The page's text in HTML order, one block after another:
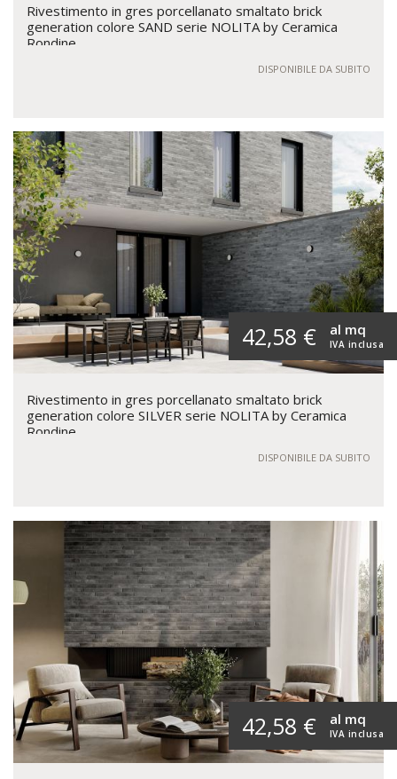
Rivestimento in gres porcellanato smaltato brick
generation colore SAND serie NOLITA by Ceramica
Rondine
DISPONIBILE DA SUBITO
42,58 € IVA inclusa
al mq
Rivestimento in gres porcellanato smaltato brick
generation colore SILVER serie NOLITA by Ceramica
Rondine
DISPONIBILE DA SUBITO
42,58 € IVA inclusa
al mq